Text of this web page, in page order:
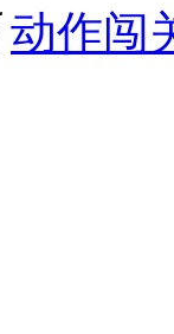
动作闯